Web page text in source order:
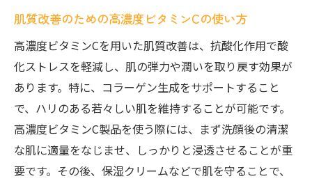
肌質改善のための高濃度ビタミンCの使い方
高濃度ビタミンCを用いた肌質改善は、抗酸化作用で酸
化ストレスを軽減し、肌の弾力や潤いを取り戻す効果が
あります。特に、コラーゲン生成をサポートすること
で、ハリのある若々しい肌を維持することが可能です。
高濃度ビタミンC製品を使う際には、まず洗顔後の清潔
な肌に適量をなじませ、しっかりと浸透させることが重
要です。その後、保湿クリームなどで肌を守ることで、